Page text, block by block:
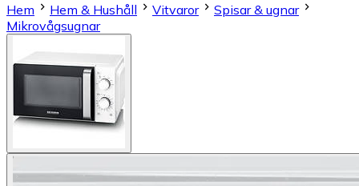
Hem
Hem & Hushåll Vitvaror
Spisar & ugnar
Mikrovågsugnar